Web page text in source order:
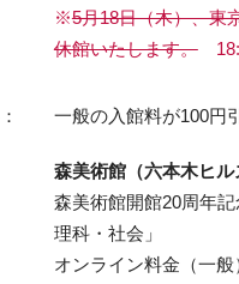
※5月18日（木）、東
休館いたします。
一般の入館料が100円
森美術館（六本木ヒル
森美術館開館20周年
理科・社会」
オンライン料金（一